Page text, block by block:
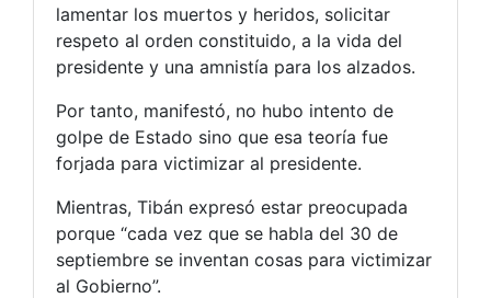
lamentar los muertos y heridos, solicitar
respeto al orden constituido, a la vida del
presidente y una amnistía para los alzados.
Por tanto, manifestó, no hubo intento de
golpe de Estado sino que esa teoría fue
forjada para victimizar al presidente.
Mientras, Tibán expresó estar preocupada
porque “cada vez que se habla del 30 de
septiembre se inventan cosas para victimizar
al Gobierno”.